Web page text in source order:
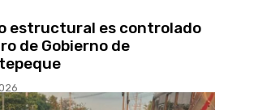
estructural es controlado
de Gobierno de